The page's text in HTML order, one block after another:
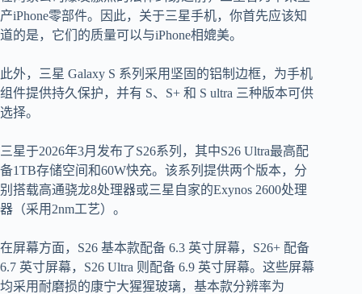
产iPhone零部件。因此，关于三星手机，你首先应该知
道的是，它们的质量可以与iPhone相媲美。
此外，三星 Galaxy S 系列采用坚固的铝制边框，为手机
组件提供持久保护，并有 S、S+ 和 S ultra 三种版本可供
选择。
三星于2026年3月发布了S26系列，其中S26 Ultra最高配
备1TB存储空间和60W快充。该系列提供两个版本，分
别搭载高通骁龙8处理器或三星自家的Exynos 2600处理
器（采用2nm工艺）。
在屏幕方面，S26 基本款配备 6.3 英寸屏幕，S26+ 配备
6.7 英寸屏幕，S26 Ultra 则配备 6.9 英寸屏幕。这些屏幕
均采用耐磨损的康宁大猩猩玻璃，基本款分辨率为